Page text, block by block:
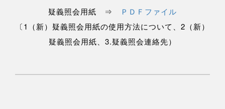
疑義照会用紙 ⇒
ＰＤＦファイル
〔1（新）疑義照会用紙の使用方法について、2（新）
疑義照会用紙、3.疑義照会連絡先）